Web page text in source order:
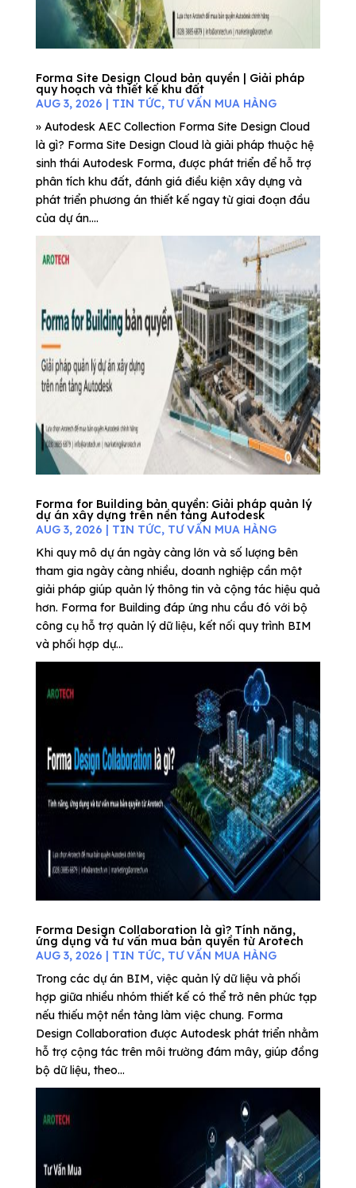
Forma Site Design Cloud bản quyền | Giải pháp
quy hoạch và thiết kế khu đất
AUG 3, 2026 | TIN TỨC, TƯ VẤN MUA HÀNG
» Autodesk AEC Collection Forma Site Design Cloud
là gì? Forma Site Design Cloud là giải pháp thuộc hệ
sinh thái Autodesk Forma, được phát triển để hỗ trợ
phân tích khu đất, đánh giá điều kiện xây dựng và
phát triển phương án thiết kế ngay từ giai đoạn đầu
của dự án....
Forma for Building bản quyền: Giải pháp quản lý
dự án xây dựng trên nền tảng Autodesk
AUG 3, 2026 | TIN TỨC, TƯ VẤN MUA HÀNG
Khi quy mô dự án ngày càng lớn và số lượng bên
tham gia ngày càng nhiều, doanh nghiệp cần một
giải pháp giúp quản lý thông tin và cộng tác hiệu quả
hơn. Forma for Building đáp ứng nhu cầu đó với bộ
công cụ hỗ trợ quản lý dữ liệu, kết nối quy trình BIM
và phối hợp dự...
Forma Design Collaboration là gì? Tính năng,
ứng dụng và tư vấn mua bản quyền từ Arotech
AUG 3, 2026 | TIN TỨC, TƯ VẤN MUA HÀNG
Trong các dự án BIM, việc quản lý dữ liệu và phối
hợp giữa nhiều nhóm thiết kế có thể trở nên phức tạp
nếu thiếu một nền tảng làm việc chung. Forma
Design Collaboration được Autodesk phát triển nhằm
hỗ trợ cộng tác trên môi trường đám mây, giúp đồng
bộ dữ liệu, theo...